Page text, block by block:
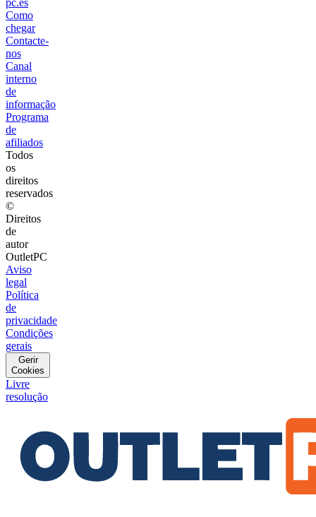
pc.es
Como
chegar
Contacte-
nos
Canal
interno
de
informação
Programa
de
afiliados
Todos
os
direitos
reservados
©
Direitos
de
autor
OutletPC
Aviso
legal
Política
de
privacidade
Condições
gerais
Gerir
Cookies
Livre
resolução